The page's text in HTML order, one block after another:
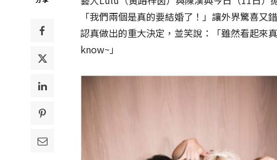
「我們兩個是真的要結婚了！」讓外界驚喜
認真做出的重大決定，並笑說：「雖然看起來
know~」